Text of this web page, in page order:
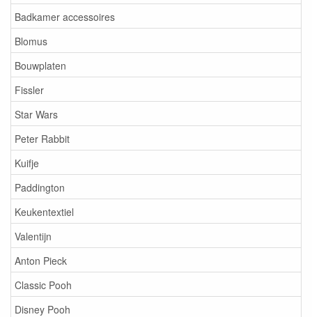
Badkamer accessoires
Blomus
Bouwplaten
Fissler
Star Wars
Peter Rabbit
Kuifje
Paddington
Keukentextiel
Valentijn
Anton Pieck
Classic Pooh
Disney Pooh